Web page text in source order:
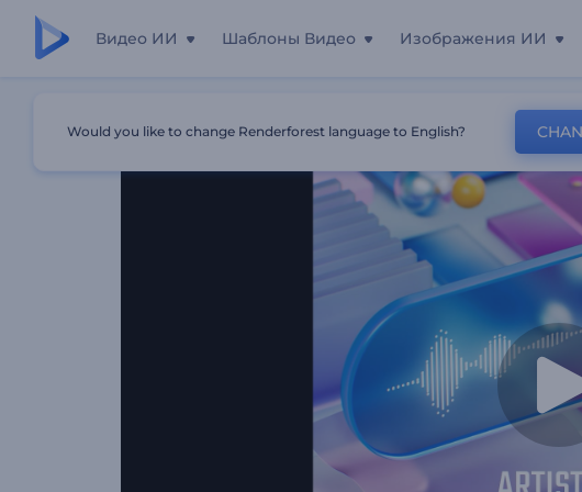
Видео ИИ Шаблоны Видео Изображения ИИ
Визуализатор Музыки: Объекты В Движении
Would you like to change Renderforest language to English?